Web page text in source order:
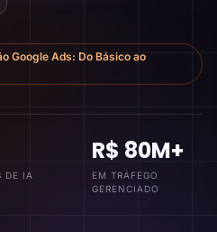
Google Ads: Do Básico ao
DE IA
R$ 80M+
EM TRÁFEGO
GERENCIADO